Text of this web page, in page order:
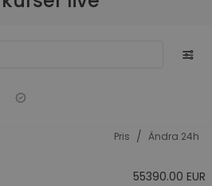
Pris / Ändra 24h
55390.00 EUR